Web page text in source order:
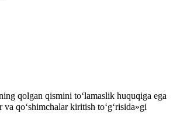
qolgan qismini to‘lamaslik huquqiga ega
qo‘shimchalar kiritish to‘g‘risida»gi